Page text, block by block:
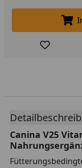
Produkt
Canina V25